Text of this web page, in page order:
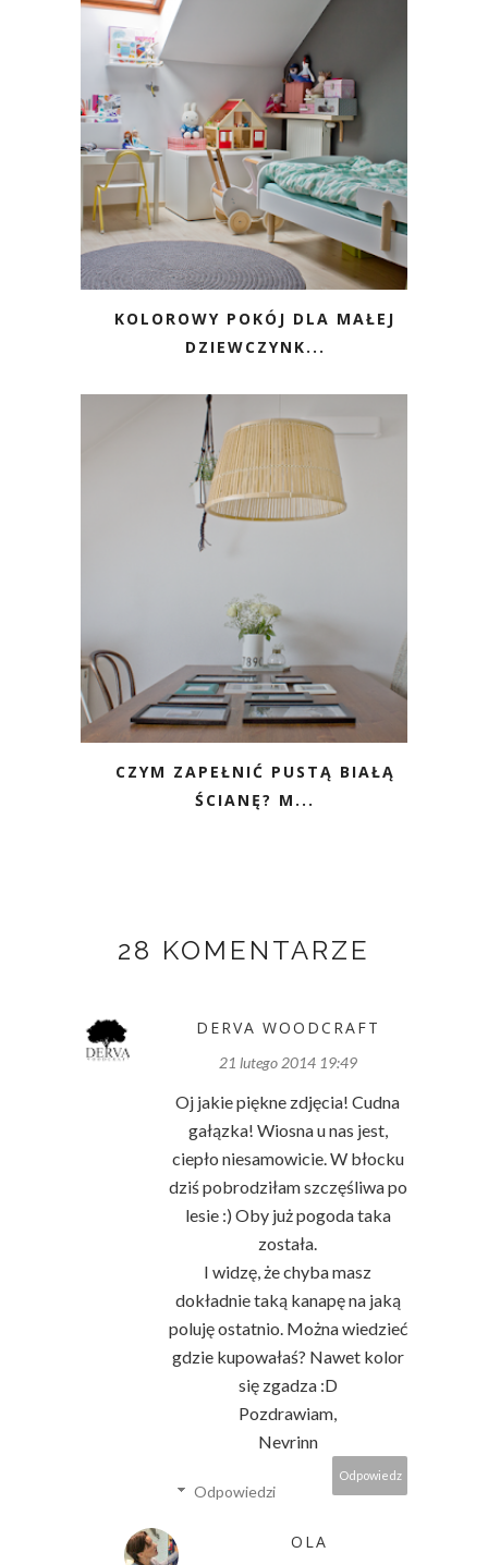
KOLOROWY POKÓJ DLA MAŁEJ
DZIEWCZYNK...
CZYM ZAPEŁNIĆ PUSTĄ BIAŁĄ
ŚCIANĘ? M...
28 KOMENTARZE
DERVA WOODCRAFT
21 lutego 2014 19:49
Oj jakie piękne zdjęcia! Cudna
gałązka! Wiosna u nas jest,
ciepło niesamowicie. W błocku
dziś pobrodziłam szczęśliwa po
lesie :) Oby już pogoda taka
została.
I widzę, że chyba masz
dokładnie taką kanapę na jaką
poluję ostatnio. Można wiedzieć
gdzie kupowałaś? Nawet kolor
się zgadza :D
Pozdrawiam,
Nevrinn
Odpowiedz
Odpowiedzi
OLA